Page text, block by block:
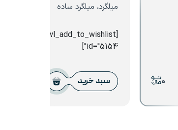
0
میلگرد، میلگرد ساده
[yith_wcwl_add_to_wishlist
id="5154"]
سبد خرید